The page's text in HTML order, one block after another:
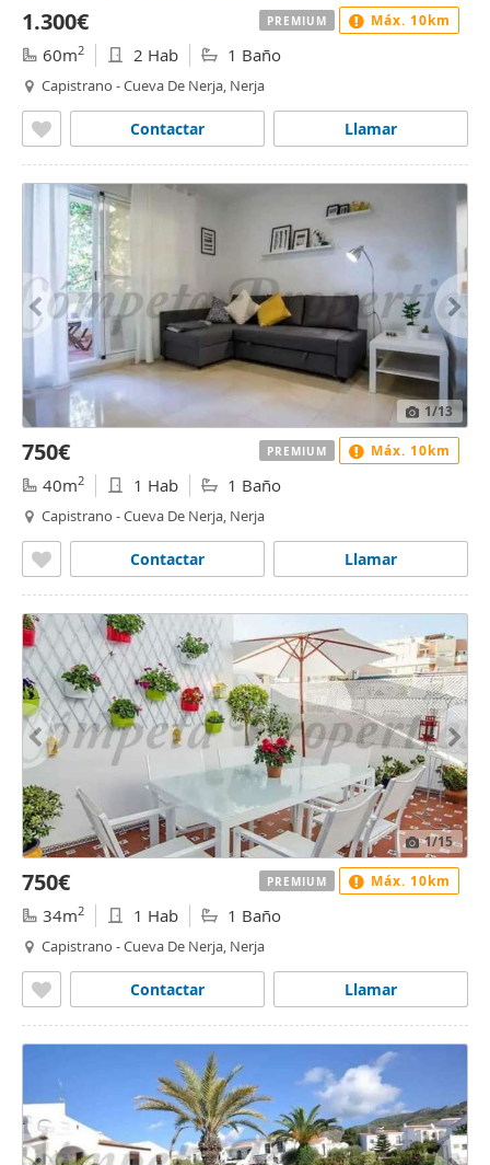
1.300€
60m2 2 Hab 1 Baño
Capistrano - Cueva De Nerja, Nerja
Llamar
Contactar
PREMIUM Máx. 10km
1/13
750€
40m2 1 Hab 1 Baño
Capistrano - Cueva De Nerja, Nerja
Llamar
Contactar
PREMIUM Máx. 10km
1/15
750€
34m2 1 Hab 1 Baño
Capistrano - Cueva De Nerja, Nerja
Llamar
Contactar
PREMIUM Máx. 10km